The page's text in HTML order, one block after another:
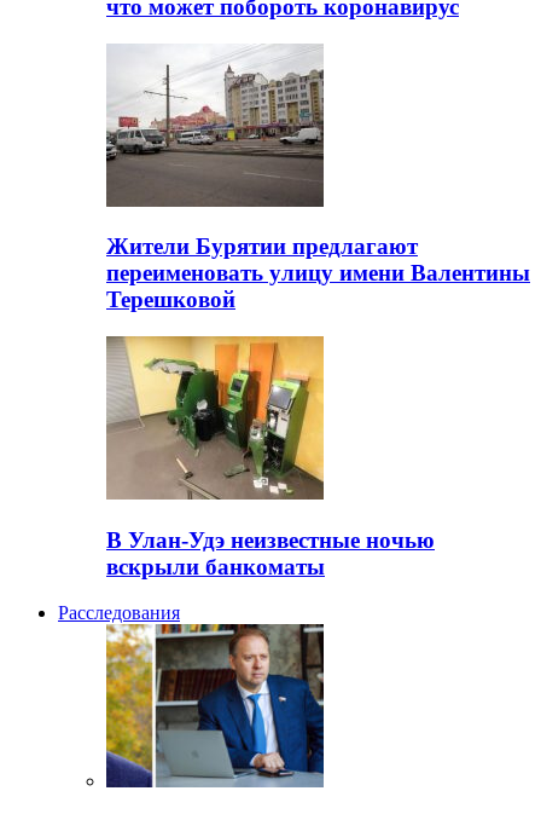
что может побороть коронавирус
Жители Бурятии предлагают
переименовать улицу имени Валентины
Терешковой
В Улан-Удэ неизвестные ночью
вскрыли банкоматы
Расследования